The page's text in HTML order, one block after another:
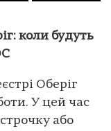
коли будуть
Оберіг
У цей час
або